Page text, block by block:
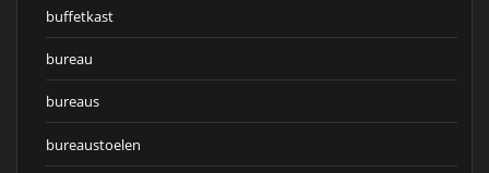
buffetkast
bureau
bureaus
bureaustoelen